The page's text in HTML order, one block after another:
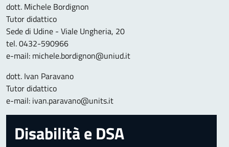
dott. Michele Bordignon
Tutor didattico
Sede di Udine - Viale Ungheria, 20
tel. 0432-590966
e-mail: michele.bordignon@uniud.it
dott. Ivan Paravano
Tutor didattico
e-mail: ivan.paravano@units.it
Disabilità e DSA